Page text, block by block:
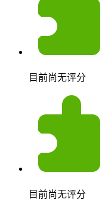
目前尚无评分
目前尚无评分